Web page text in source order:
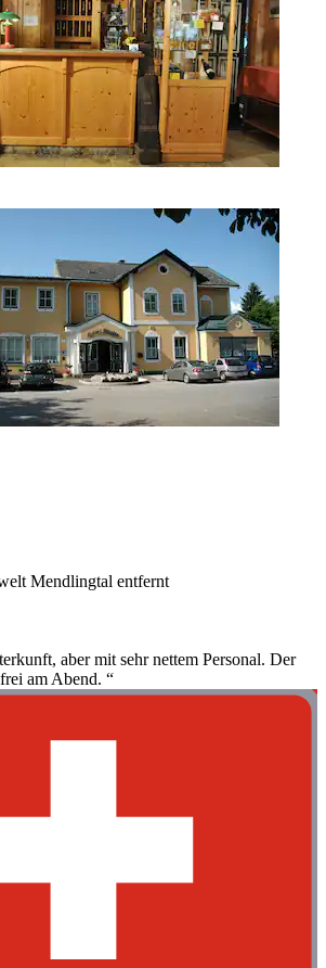
Mendlingtal entfernt
aber mit sehr nettem Personal. Der
am Abend. “